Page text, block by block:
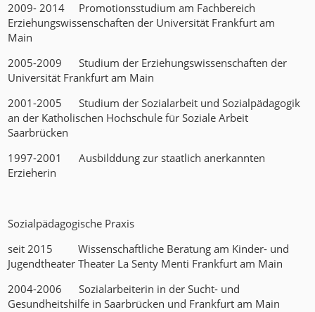
2009- 2014 Promotionsstudium am Fachbereich
Erziehungswissenschaften der Universität Frankfurt am
Main
2005-2009 Studium der Erziehungswissenschaften der
Universität Frankfurt am Main
2001-2005 Studium der Sozialarbeit und Sozialpädagogik
an der Katholischen Hochschule für Soziale Arbeit
Saarbrücken
1997-2001 Ausbilddung zur staatlich anerkannten
Erzieherin
Sozialpädagogische Praxis
seit 2015 Wissenschaftliche Beratung am Kinder- und
Jugendtheater Theater La Senty Menti Frankfurt am Main
2004-2006 Sozialarbeiterin in der Sucht- und
Gesundheitshilfe in Saarbrücken und Frankfurt am Main